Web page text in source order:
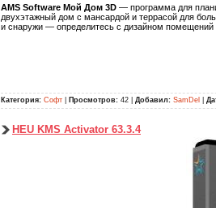
AMS Software Мой Дом 3D — программа для
двухэтажный дом с мансардой и террасой для
и снаружи — определитесь с дизайном помещений
Категория: Софт Просмотров: 42 | Добавил: SamDel
HEU KMS Activator 63.3.4